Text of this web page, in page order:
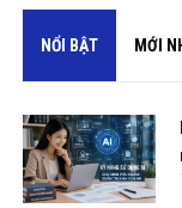
NỔI BẬT MỚI